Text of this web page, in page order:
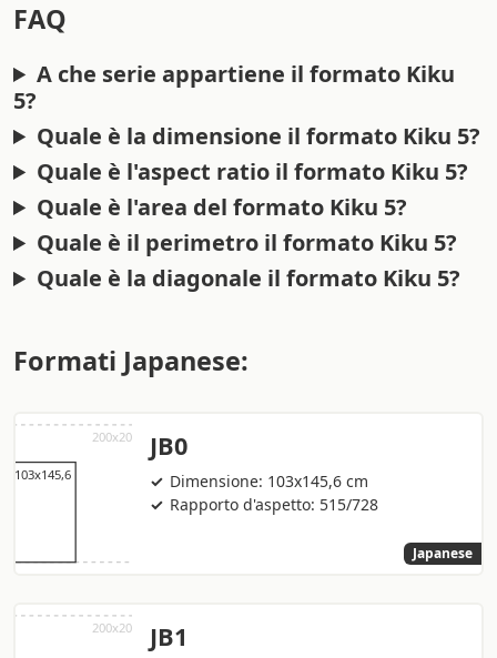
FAQ
A che serie appartiene il formato Kiku
5?
Quale è la dimensione il formato Kiku 5?
Quale è l'aspect ratio il formato Kiku 5?
Quale è l'area del formato Kiku 5?
Quale è il perimetro il formato Kiku 5?
Quale è la diagonale il formato Kiku 5?
Formati Japanese:
JB0
Dimensione: 103x145,6 cm
Rapporto d'aspetto: 515/728
Japanese
JB1